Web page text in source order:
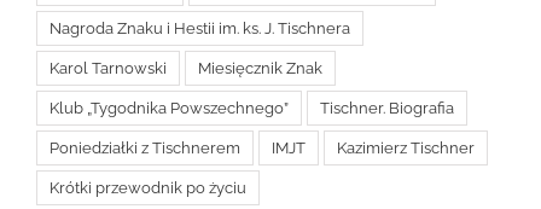
Nagroda Znaku i Hestii im. ks. J. Tischnera
Karol Tarnowski Miesięcznik Znak
Klub „Tygodnika Powszechnego” Tischner. Biografia
Poniedziałki z Tischnerem IMJT Kazimierz Tischner
Krótki przewodnik po życiu